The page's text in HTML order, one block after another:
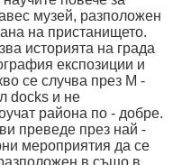
музей, разположен
на пристанището.
историята на града
експозиции и
се случва през M -
docks и не
района по - добре.
преведе през най -
мероприятия да се
в също в